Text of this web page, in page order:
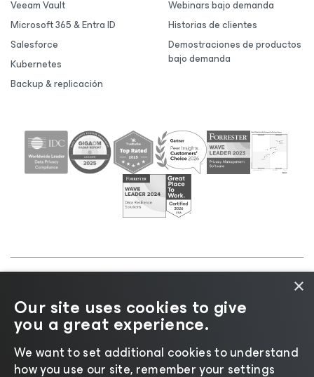
Veeam Vault
Microsoft 365 & Entra ID
Salesforce
Kubernetes
Backup & replicación
Webinars bajo demanda
Historias de clientes
Demostraciones de productos
bajo demanda
Aviso de cookies|Legal|Política de licencias
Recursos para proveedores
×
Our site uses cookies to give
you a great experience.
We want to set additional cookies to understand
how you use our site, remember your settings